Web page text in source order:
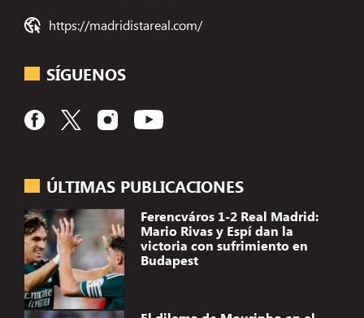
ÚLTIMAS PUBLICACIONES
Ferencváros 1-2 Real Madrid:
Mario Rivas y Espí dan la
victoria con sufrimiento en
Budapest
https://madridistareal.com/
SÍGUENOS